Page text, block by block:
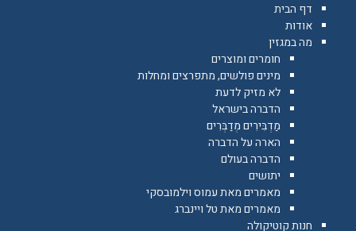
דף הבית
אודות
מה במגזין
חומרים ומוצרים
מינים פולשים, מתפרצים ומחלות
לא מזיק לדעת
הדברה בישראל
מַדְבִּירִים מְדַבְּרִים
הארה על הדברה
הדברה בעולם
יתושים
מאמרים מאת עמוס וילמובסקי
מאמרים מאת טל ויינברג
חנות קוטיקולה